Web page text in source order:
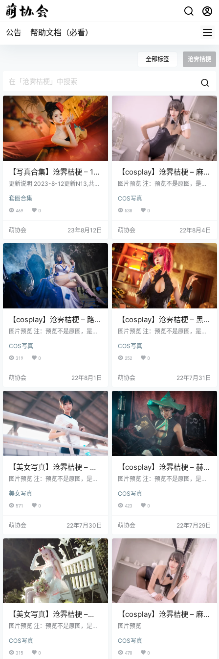
公告 帮助文档（必看）
全部标签 沧霁桔梗
【写真合集】沧霁桔梗 – 13
套合集[13T/4.4GB]
更新说明 2023-8-12更新N13,共计
计3套。 目录： 沧霁桔梗 - Darlingi
nthefranxx [16P-115MB] 沧霁桔梗
桔梗 - 散图5套[36P-86MB] 沧霁桔
路易九世 […
套图合集
469 0
萌协会 23年8月12日
【cosplay】沧霁桔梗 – 麻衣
学姐 [18P-63MB]
图片预览 注：预览不是原图，是经
COS写真
538 0
萌协会 22年8月4日
【cosplay】沧霁桔梗 – 路易
九世 [16P-77MB]
图片预览 注：预览不是原图，是经
COS写真
319 0
萌协会 22年8月1日
【cosplay】沧霁桔梗 – 黑太
子 [11P-220M]
图片预览 注：预览不是原图，是经
COS写真
252 0
萌协会 22年7月31日
【美女写真】沧霁桔梗 – 黑
丝体操服 [53P-756MB]
图片预览 注：预览不是原图，是经
美女写真
571 0
萌协会 22年7月30日
【cosplay】沧霁桔梗 – 赫本
[32P-370MB]
图片预览 注：预览不是原图，是经
COS写真
423 0
萌协会 22年7月29日
【美女写真】沧霁桔梗 –
Darlinginthefranxx [16P-
图片预览 注：预览不是原图，是经
COS写真
315 0
【cosplay】沧霁桔梗 – 麻衣
学姐 [18P63.4MB]
图片预览
COS写真
470 0